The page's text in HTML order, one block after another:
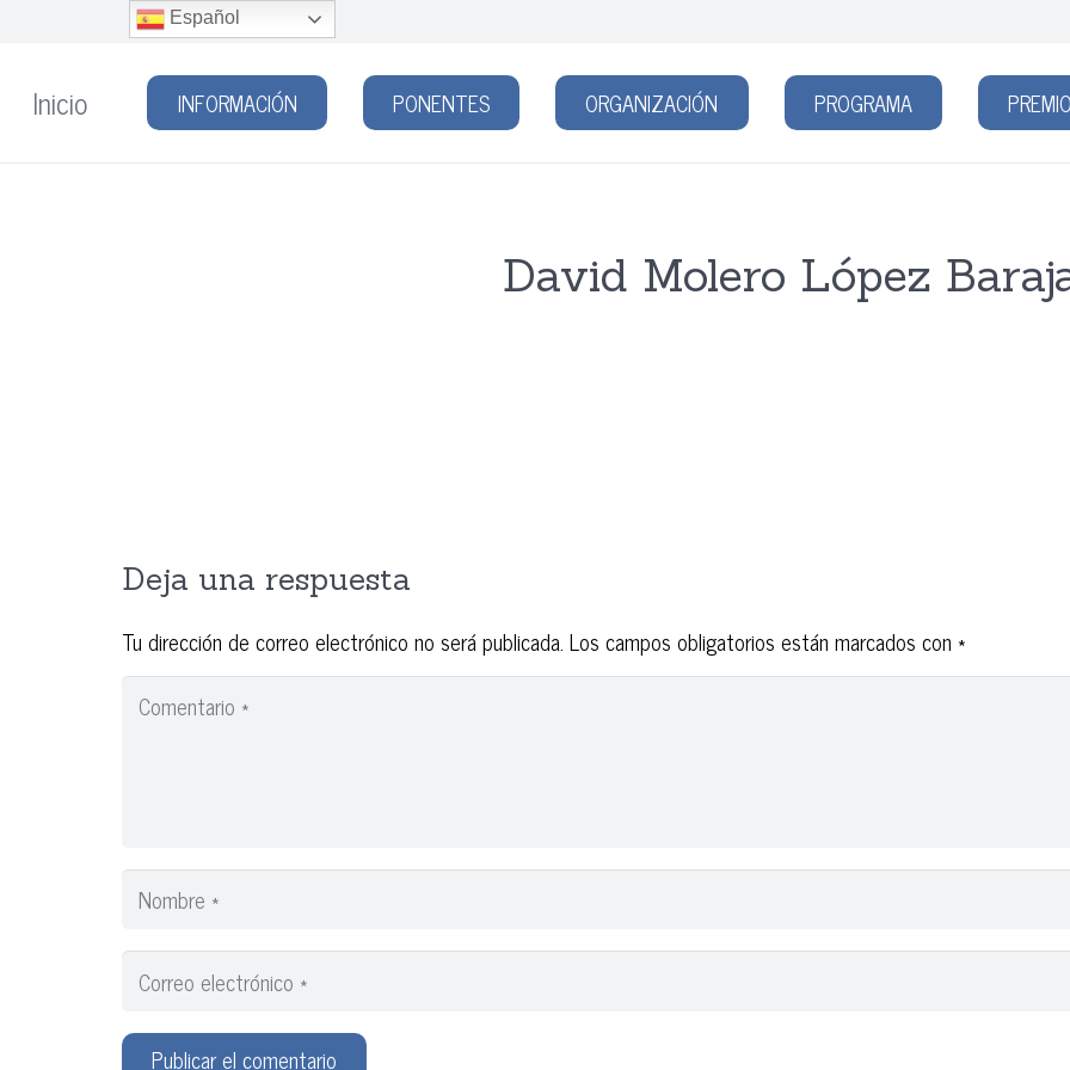
Inicio INFORMACIÓN PONENTES ORGANIZACIÓN PROGRAMA
David Molero López
Deja una respuesta
Tu dirección de correo electrónico no será publicada. Los campos obligatorios están marcados con *
Publicar el comentario
Español